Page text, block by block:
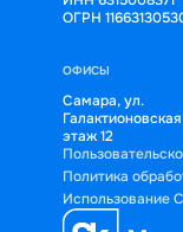
ОГРН
ОФИСЫ
Самара, ул.
Галактионовская
этаж 12
Политика
Использование